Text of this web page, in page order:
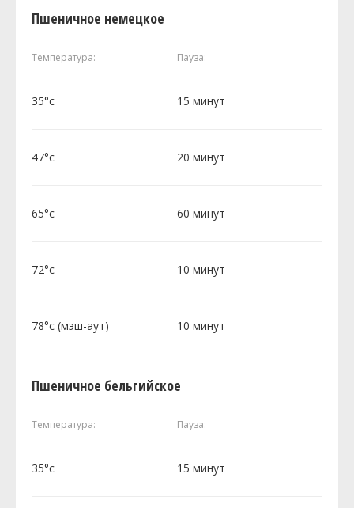
Пшеничное немецкое
Температура: Пауза:
35°c 15 минут
47°c 20 минут
65°c 60 минут
72°c 10 минут
78°c (мэш-аут) 10 минут
Пшеничное бельгийское
Температура: Пауза:
35°c 15 минут